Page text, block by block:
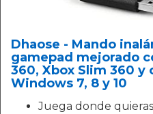
Dhaose - Mando
gamepad mejorado
360, Xbox Slim 360 y
Windows 7, 8 y 10
Juega donde